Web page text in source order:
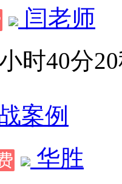
闫老师
时40分
案例
华胜